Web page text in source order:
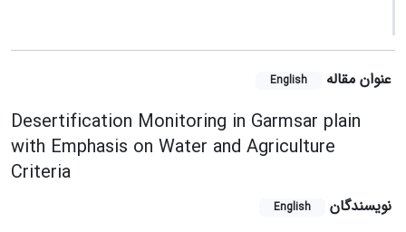
عنوان مقاله English
Desertification Monitoring in Garmsar plain
with Emphasis on Water and Agriculture
Criteria
نویسندگان English